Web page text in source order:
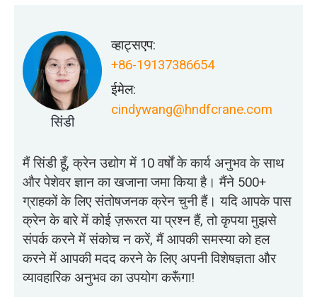
सिंडी
व्हाट्सएप:
+86-19137386654
ईमेल:
cindywang@hndfcrane.com
मैं सिंडी हूँ, क्रेन उद्योग में 10 वर्षों के कार्य अनुभव के साथ
और पेशेवर ज्ञान का खजाना जमा किया है। मैंने 500+
ग्राहकों के लिए संतोषजनक क्रेन चुनी हैं। यदि आपके पास
क्रेन के बारे में कोई ज़रूरत या प्रश्न हैं, तो कृपया मुझसे
संपर्क करने में संकोच न करें, मैं आपकी समस्या को हल
करने में आपकी मदद करने के लिए अपनी विशेषज्ञता और
व्यावहारिक अनुभव का उपयोग करूँगा!